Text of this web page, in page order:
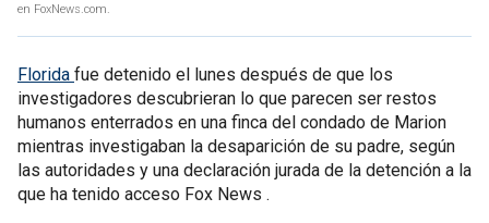
en FoxNews.com.
Florida fue detenido el lunes después de que los
investigadores descubrieran lo que parecen ser restos
humanos enterrados en una finca del condado de Marion
mientras investigaban la desaparición de su padre, según
las autoridades y una declaración jurada de la detención a la
que ha tenido acceso Fox News .